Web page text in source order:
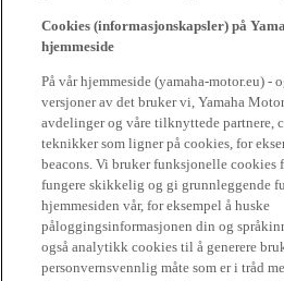
Cookies (informasjonskapsler) på
hjemmeside
På vår hjemmeside (yamaha-motor.eu) -
versjoner av det bruker vi, Yamaha
avdelinger og våre tilknyttede partnere,
teknikker som ligner på cookies, for
beacons. Vi bruker funksjonelle cookies
fungere skikkelig og gi grunnleggende
hjemmesiden vår, for eksempel å huske
påloggingsinformasjonen din og
også analytikk cookies til å generere
personvernsvennlig måte som er i tråd